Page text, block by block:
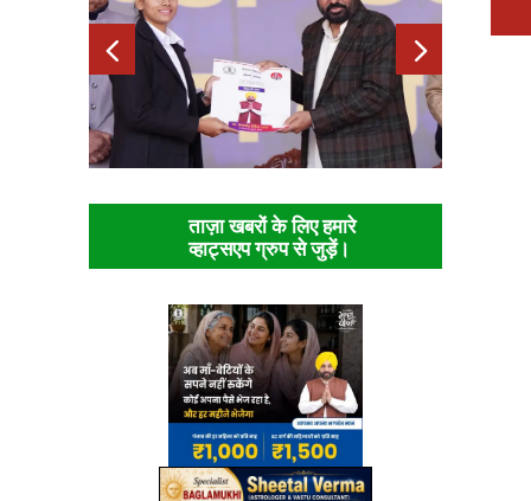
ताज़ा खबरों के लिए हमारे
व्हाट्सएप ग्रुप से जुड़ें।